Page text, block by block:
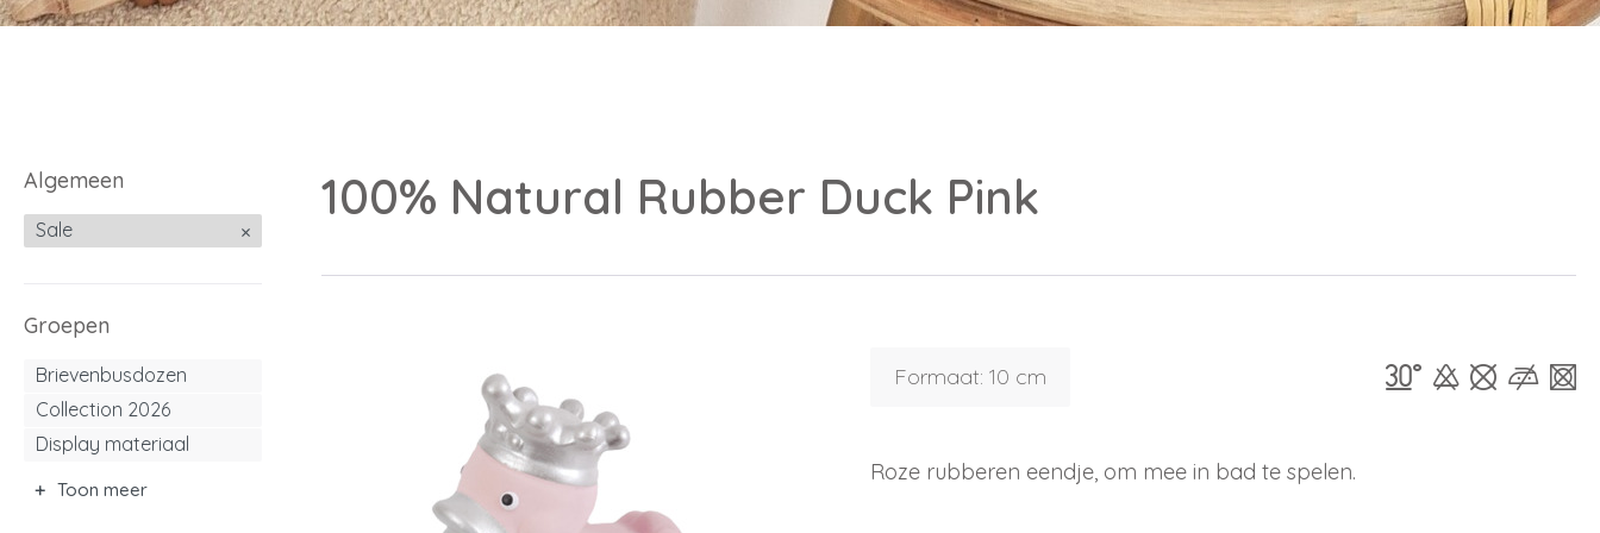
Algemeen
Sale
Groepen
Brievenbusdozen
Collection 2026
Display materiaal
Toon meer
100% Natural Rubber Duck Pink
Formaat: 10 cm
Roze rubberen eendje, om mee in bad te spelen.